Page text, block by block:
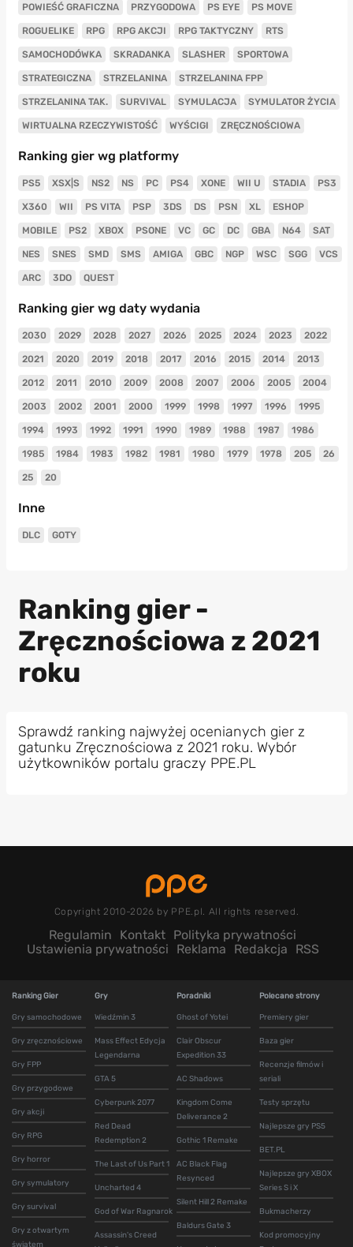
POWIEŚĆ GRAFICZNA PRZYGODOWA PS EYE PS MOVE
ROGUELIKE RPG RPG AKCJI RPG TAKTYCZNY RTS
SAMOCHODÓWKA SKRADANKA SLASHER SPORTOWA
STRATEGICZNA STRZELANINA STRZELANINA FPP
STRZELANINA TAK. SURVIVAL SYMULACJA SYMULATOR ŻYCIA
WIRTUALNA RZECZYWISTOŚĆ WYŚCIGI ZRĘCZNOŚCIOWA
Ranking gier wg platformy
PS5 XSX|S NS2 NS PC PS4 XONE WII U STADIA PS3
X360 WII PS VITA PSP 3DS DS PSN XL ESHOP
MOBILE PS2 XBOX PSONE VC GC DC GBA N64 SAT
NES SNES SMD SMS AMIGA GBC NGP WSC SGG VCS
ARC 3DO QUEST
Ranking gier wg daty wydania
2030 2029 2028 2027 2026 2025 2024 2023 2022
2021 2020 2019 2018 2017 2016 2015 2014 2013
2012 2011 2010 2009 2008 2007 2006 2005 2004
2003 2002 2001 2000 1999 1998 1997 1996 1995
1994 1993 1992 1991 1990 1989 1988 1987 1986
1985 1984 1983 1982 1981 1980 1979 1978 205 26
25 20
Inne
DLC GOTY
Ranking gier -
Zręcznościowa z 2021
roku
Sprawdź ranking najwyżej ocenianych gier z
gatunku Zręcznościowa z 2021 roku. Wybór
użytkowników portalu graczy PPE.PL
Copyright 2010-2026 by PPE.pl. All rights reserved.
Regulamin Kontakt Polityka prywatności
Ustawienia prywatności
Reklama Redakcja RSS
Ranking Gier
Gry samochodowe
Gry zręcznościowe
Gry FPP
Gry przygodowe
Gry akcji
Gry RPG
Gry horror
Gry symulatory
Gry survival
Gry z otwartym
światem
Gry
Wiedźmin 3
Mass Effect Edycja
Legendarna
GTA 5
Cyberpunk 2077
Red Dead
Redemption 2
The Last of Us Part 1
Uncharted 4
God of War Ragnarok
Assassin's Creed
Poradniki
Ghost of Yotei
Clair Obscur
Expedition 33
AC Shadows
Kingdom Come
Deliverance 2
Gothic 1 Remake
AC Black Flag
Resynced
Silent Hill 2 Remake
Baldurs Gate 3
Polecane strony
Premiery gier
Baza gier
Recenzje filmów i
seriali
Testy sprzętu
Najlepsze gry PS5
BET.PL
Najlepsze gry XBOX
Series S i X
Bukmacherzy
Kod promocyjny